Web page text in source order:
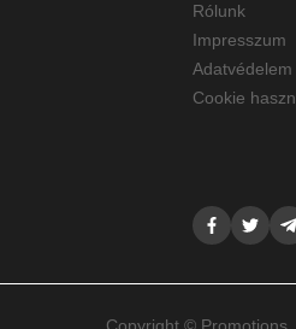
Rólunk
Impresszum
Adatvédelem
Cookie
Copyright ©